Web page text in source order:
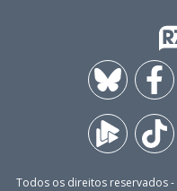
Todos os direitos reservados -